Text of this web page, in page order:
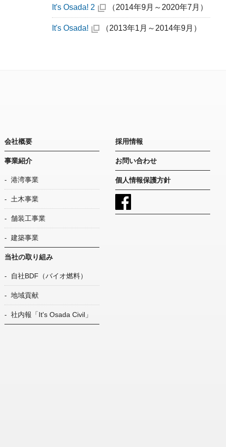
It's Osada! 2 （2014年9月～2020年7月）
It's Osada! （2013年1月～2014年9月）
会社概要
事業紹介
港湾事業
土木事業
舗装工事業
建築事業
当社の取り組み
自社BDF（バイオ燃料）
地域貢献
社内報「It's Osada Civil」
採用情報
お問い合わせ
個人情報保護方針